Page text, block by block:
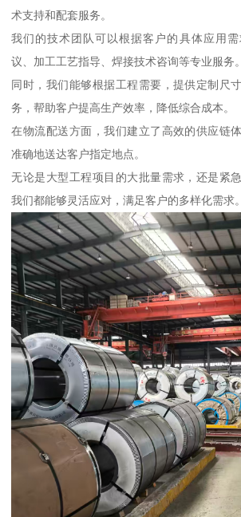
术支持和配套服务。
我们的技术团队可以根据客户的具体应用
议、加工工艺指导、焊接技术咨询等专业服务。
同时，我们能够根据工程需要，提供定制尺
务，帮助客户提高生产效率，降低综合成本。
在物流配送方面，我们建立了高效的供应链
准确地送达客户指定地点。
无论是大型工程项目的大批量需求，还是紧
我们都能够灵活应对，满足客户的多样化需求。